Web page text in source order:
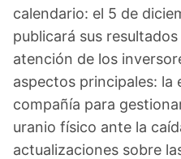
calendario: el 5 de
publicará sus
atención de los
aspectos principales: la
compañía para
uranio físico ante la
actualizaciones sobre